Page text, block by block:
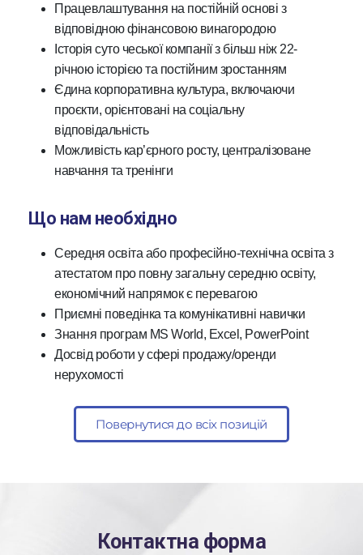
Працевлаштування на постійній основі з
відповідною фінансовою винагородою
Історія суто чеської компанії з більш ніж 22-
річною історією та постійним зростанням
Єдина корпоративна культура, включаючи
проєкти, орієнтовані на соціальну
відповідальність
Можливість кар’єрного росту, централізоване
навчання та тренінги
Що нам необхідно
Середня освіта або професійно-технічна освіта з
атестатом про повну загальну середню освіту,
економічний напрямок є перевагою
Приємні поведінка та комунікативні навички
Знання програм MS World, Excel, PowerPoint
Досвід роботи у сфері продажу/оренди
нерухомості
Повернутися до всіх позицій
Контактна форма